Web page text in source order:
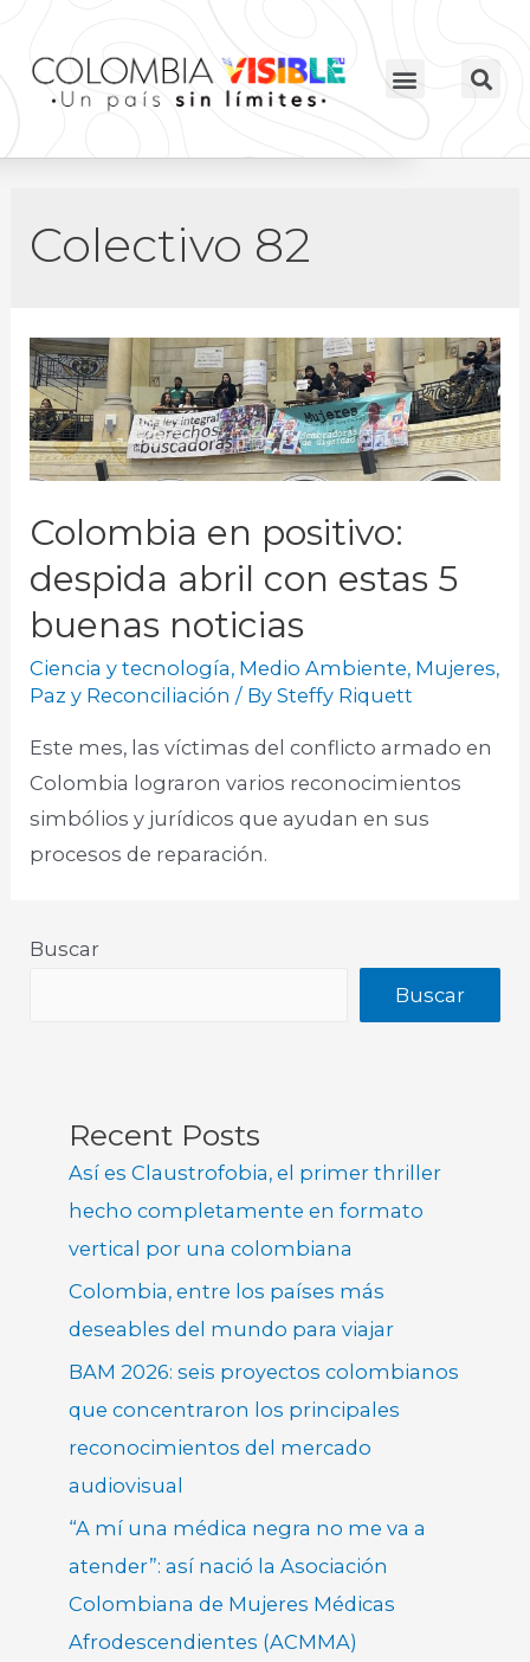
Colectivo 82
Colombia en positivo:
despida abril con estas 5
buenas noticias
Ciencia y tecnología, Medio Ambiente, Mujeres,
Paz y Reconciliación / BySteffy Riquett
Este mes, las víctimas del conflicto armado en
Colombia lograron varios reconocimientos
simbólios y jurídicos que ayudan en sus
procesos de reparación. ​
Buscar
Buscar
Recent Posts
Así es Claustrofobia, el primer thriller
hecho completamente en formato
vertical por una colombiana
Colombia, entre los países más
deseables del mundo para viajar
BAM 2026: seis proyectos colombianos
que concentraron los principales
reconocimientos del mercado
audiovisual
“A mí una médica negra no me va a
atender”: así nació la Asociación
Colombiana de Mujeres Médicas
Afrodescendientes (ACMMA)